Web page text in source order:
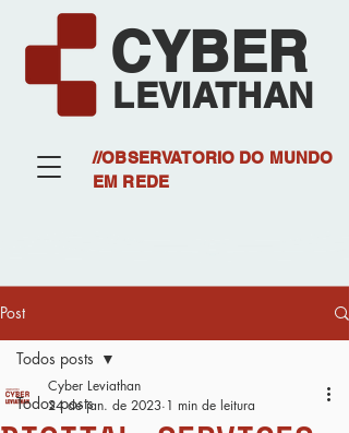
CYBER
LEVIATHAN
//OBSERVATORIO DO MUNDO
EM REDE
Post
Todos posts
Todos posts
Cyber Leviathan
24 de jan. de 2023 1 min de leitura